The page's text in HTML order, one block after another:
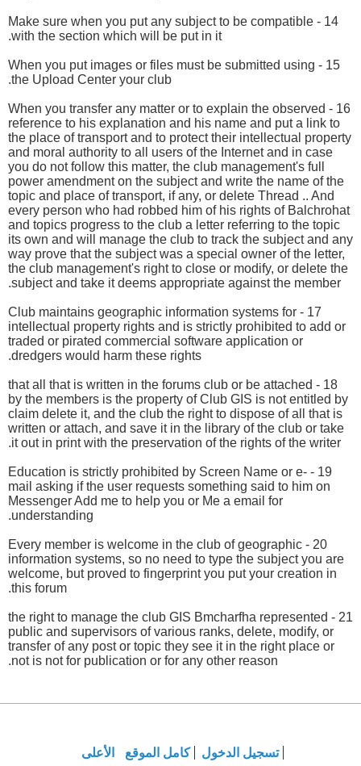
14 - Make sure when you put any subject to be compatible
with the section which will be put in it.
15 - When you put images or files must be submitted using
the Upload Center your club.
16 - When you transfer any matter or to explain the observed
reference to his explanation and his name and put a link to
the place of transport and to protect their intellectual property
and moral authority to all users of the Internet and in case
you do not follow this matter, the club management's full
power amendment on the subject and write the name of the
topic and place of transport, if any, or delete Thread .. And
every person who had robbed him of his rights of Balchrohat
and topics progress to the club a letter referring to the topic
its own and will manage the club to track the subject and any
way prove that the subject was a special owner of the letter,
the club management's right to close or modify, or delete the
subject and take it deems appropriate against the member.
17 - Club maintains geographic information systems for
intellectual property rights and is strictly prohibited to add or
traded or pirated commercial software application or
dredgers would harm these rights.
18 - that all that is written in the forums club or be attached
by the members is the property of Club GIS is not entitled by
claim delete it, and the club the right to dispose of all that is
written or attach, and save it in the library of the club or take
it out in print with the preservation of the rights of the writer.
19 - Education is strictly prohibited by Screen Name or e-
mail asking if the user requests something said to him on
Messenger Add me to help you or Me a email for
understanding.
20 - Every member is welcome in the club of geographic
information systems, so no need to type the subject you are
welcome, but proved to fingerprint you put your creation in
this forum.
21 - the right to manage the club GIS Bmcharfha represented
public and supervisors of various ranks, delete, modify, or
transfer of any post or topic they see it in the right place or
not is not for publication or for any other reason.
تسجيل الدخول كامل الموقع الأعلى